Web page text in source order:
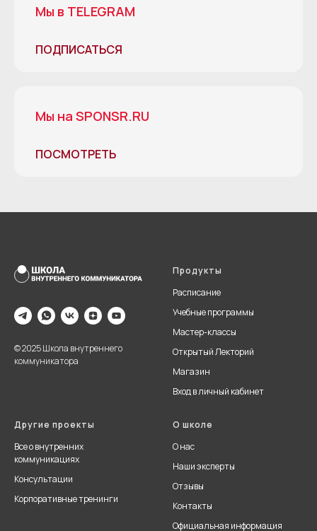
Мы в TELEGRAM
ПОДПИСАТЬСЯ
Мы на SPONSR.RU
ПОСМОТРЕТЬ
© 2025 Школа внутреннего
коммуникатора
Продукты
Расписание
Учебные программы
Мастер-классы
Открытый Лекторий
Магазин
Вход в личный кабинет
Другие проекты
Все о внутренних
коммуникациях
Консультации
Корпоративные тренинги
О школе
О нас
Наши эксперты
Отзывы
Контакты
Официальная информация